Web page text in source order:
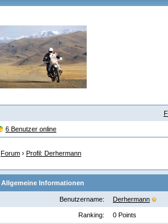
6 Benutzer online
Forum › Profil: Derhermann
Allgemeine Informationen
Benutzername: Derhermann
Ranking: 0 Points